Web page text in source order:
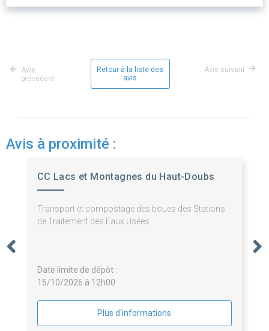
Avis
précédent
Retour à la liste des
avis
Avis suivant
Avis à proximité :
CC Lacs et Montagnes du Haut-Doubs
Transport et compostage des boues des Stations
de Traitement des Eaux Usées
Date limite de dépôt :
15/10/2026 à 12h00
Plus d'informations